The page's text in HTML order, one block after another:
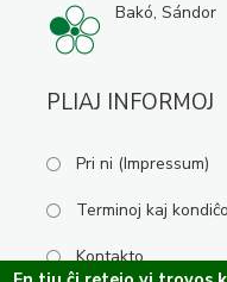
Bakó, Sándor
PLIAJ INFORMOJ
Pri ni (Impressum)
Terminoj kaj
Kontakto